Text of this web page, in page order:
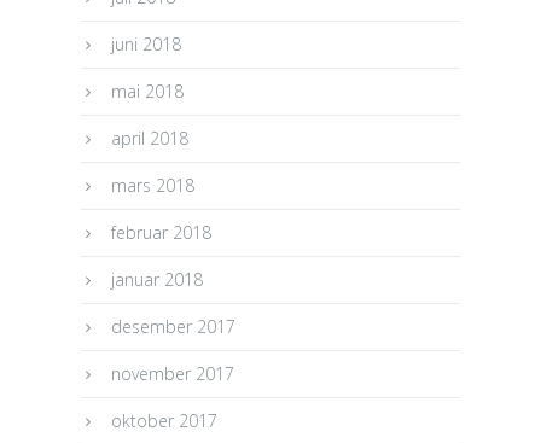
juni 2018
mai 2018
april 2018
mars 2018
februar 2018
januar 2018
desember 2017
november 2017
oktober 2017